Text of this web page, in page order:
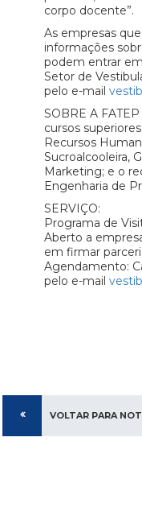
corpo docente”.
As empresas
informações
podem entrar
Setor de
pelo e-mail
SOBRE A
cursos
Recursos
Sucroalcooleira,
Marketing; e o
Engenharia de
SERVIÇO:
Programa de
Aberto a
em firmar
Agendamento:
pelo e-mail
VOLTAR PARA